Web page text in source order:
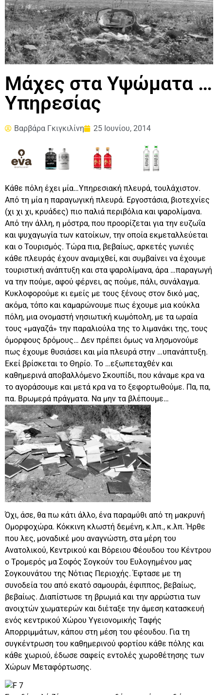
Μάχες στα Υψώματα …
Υπηρεσίας
Βαρβάρα Γκιγκιλίνη 25 Ιουνίου, 2014
Κάθε πόλη έχει μία…Υπηρεσιακή πλευρά, τουλάχιστον.
Από τη μία η παραγωγική πλευρά. Εργοστάσια, βιοτεχνίες
(χι χι χι, κρυάδες) πιο παλιά περιβόλια και ψαρολίμανα.
Από την άλλη, η μόστρα, που προορίζεται για την ευζωΐα
και ψυχαγωγία των κατοίκων, την οποία εκμεταλλεύεται
και ο Τουρισμός. Τώρα πια, βεβαίως, αρκετές γωνιές
κάθε πλευράς έχουν αναμιχθεί, και συμβαίνει να έχουμε
τουριστική ανάπτυξη και στα ψαρολίμανα, άρα …παραγωγή
να την πούμε, αφού φέρνει, ας πούμε, πάλι, συνάλαγμα.
Κυκλοφορούμε κι εμείς με τους ξένους στον δικό μας,
ακόμα, τόπο και καμαρώνουμε πως έχουμε μια κούκλα
πόλη, μια ονομαστή νησιωτική κωμόπολη, με τα ωραία
τους «μαγαζά» την παραλιούλα της το λιμανάκι της, τους
όμορφους δρόμους… Δεν πρέπει όμως να λησμονούμε
πως έχουμε θυσιάσει και μία πλευρά στην …υπανάπτυξη.
Εκεί βρίσκεται το Θηρίο. Το …εξωπεταχθέν και
καθημερινά αποβαλλόμενο Σκουπίδι, που κάναμε κρα να
το αγοράσουμε και μετά κρα να το ξεφορτωθούμε. Πα, πα,
πα. Βρωμερά πράγματα. Να μην τα βλέπουμε…
Όχι, άσε, θα πω κάτι άλλο, ένα παραμύθι από τη μακρυνή
Ομορφοχώρα. Κόκκινη κλωστή δεμένη, κ.λπ., κ.λπ. Ήρθε
που λες, μοναδικέ μου αναγνώστη, στα μέρη του
Ανατολικού, Κεντρικού και Βόρειου Φέουδου του Κέντρου
ο Τρομερός μα Σοφός Σογκούν του Ευλογημένου μας
Σογκουνάτου της Νότιας Περιοχής. Έφτασε με τη
συνοδεία του από εκατό σαμουράι, έφιππος, βεβαίως,
βεβαίως. Διαπίστωσε τη βρωμιά και την αρρώστια των
ανοιχτών χωματερών και διέταξε την άμεση κατασκευή
ενός κεντρικού Χώρου Υγειονομικής Ταφής
Απορριμμάτων, κάπου στη μέση του φέουδου. Για τη
συγκέντρωση του καθημερινού φορτίου κάθε πόλης και
κάθε χωριού, έδωσε σαφείς εντολές χωροθέτησης των
Χώρων Μεταφόρτωσης.